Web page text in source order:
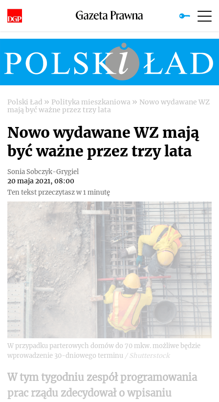
Polski Ład » Polityka mieszkaniowa » Nowo wydawane WZ
mają być ważne przez trzy lata
Nowo wydawane WZ mają
być ważne przez trzy lata
Sonia Sobczyk-Grygiel
20 maja 2021, 08:00
Ten tekst przeczytasz w 1 minutę
W przypadku parterowych domów do 70 mkw. możliwe będzie
wprowadzenie 30-dniowego terminu / Shutterstock
W tym tygodniu zespół programowania
prac rządu zdecydował o wpisaniu